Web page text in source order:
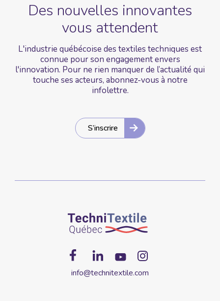
Des nouvelles innovantes
vous attendent
L'industrie québécoise des textiles techniques est
connue pour son engagement envers
l'innovation. Pour ne rien manquer de l’actualité qui
touche ses acteurs, abonnez-vous à notre
infolettre.
S’inscrire
info@technitextile.com